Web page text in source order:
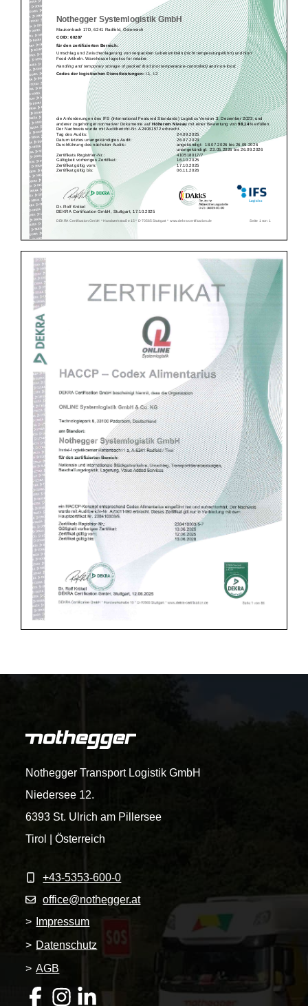
Nothegger Transport Logistik GmbH
Niedersee 12.
6393 St. Ulrich am Pillersee
Tirol | Österreich
+43-5353-600-0
office@nothegger.at
>
Impressum
> Datenschutz
> AGB